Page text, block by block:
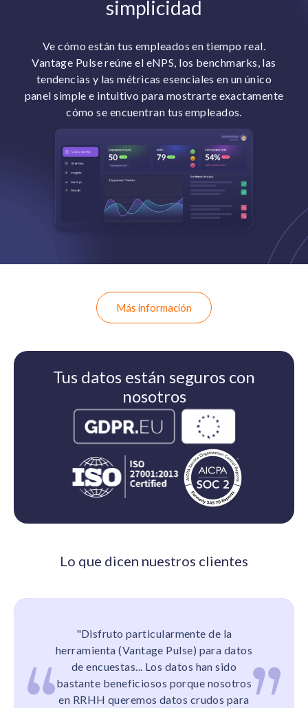
simplicidad
Ve cómo están tus empleados en tiempo real.
Vantage Pulse reúne el eNPS, los benchmarks, las
tendencias y las métricas esenciales en un único
panel simple e intuitivo para mostrarte exactamente
cómo se encuentran tus empleados.
Más información
Tus datos están seguros con
nosotros
Lo que dicen nuestros clientes
"Disfruto particularmente de la
herramienta (Vantage Pulse) para datos
de encuestas... Los datos han sido
bastante beneficiosos porque nosotros
en RRHH queremos datos crudos para